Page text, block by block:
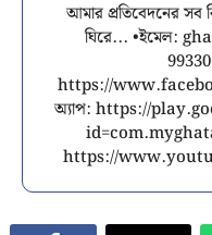
আমার প্রতিবেদনের সব
ঘিরে... •ইমেল:
https://
অ্যাপ: https://
https://